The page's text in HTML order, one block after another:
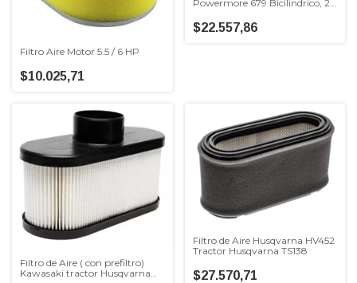
Filtro Aire Motor 5.5 / 6 HP
$10.025,71
Powermore 679 Bicilindrico, 22
MTD/TroyBilt/Luqstoff 46"
Corte
$22.557,86
Filtro de Aire ( con prefiltro)
Kawasaki tractor Husqvarna
Filtro de Aire Husqvarna HV452
Tractor Husqvarna TS138
$27.570,71